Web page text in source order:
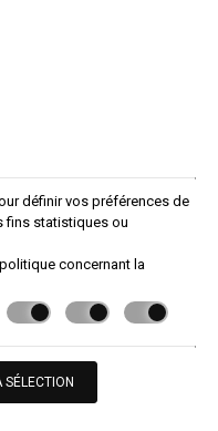
définir vos préférences de
fins statistiques ou
concernant la